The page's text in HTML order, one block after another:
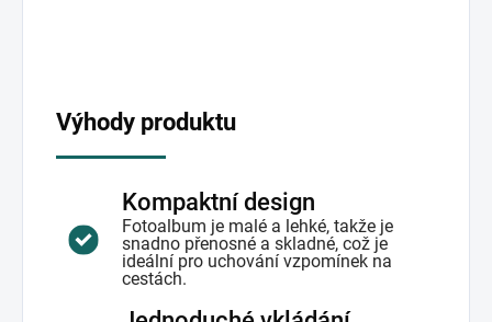
Výhody produktu
Kompaktní design
Fotoalbum je malé a lehké, takže je
snadno přenosné a skladné, což je
ideální pro uchování vzpomínek na
cestách.